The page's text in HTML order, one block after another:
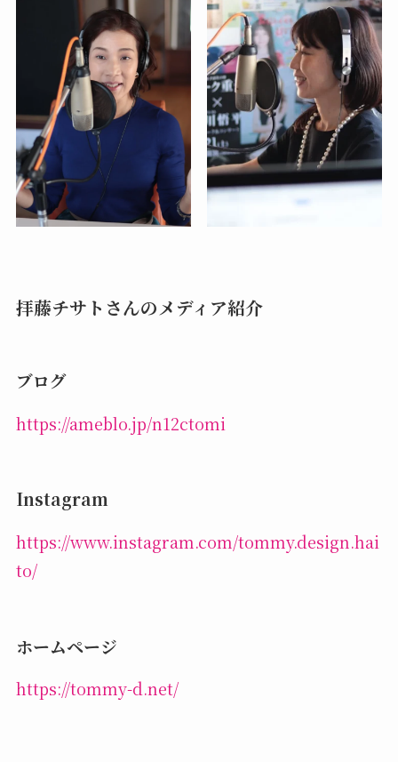
拝藤チサトさんのメディア紹介
ブログ
https://ameblo.jp/n12ctomi
Instagram
https://www.instagram.com/tommy.design.hai
to/
ホームページ
https://tommy-d.net/